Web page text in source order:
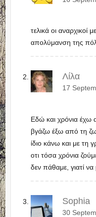
τελικά οι αναρχικοί
απολύμανση της
Λίλα
17
Eδώ και χρόνια έχω
βγάζω έξω από τη
ίδιο κάνω και με τη
οτι τόσα χρόνια
δεν πάθαμε, γιατί
Sophia
30